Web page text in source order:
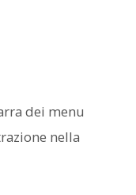
dei menu
nella